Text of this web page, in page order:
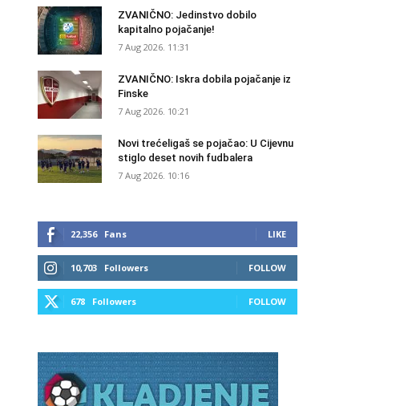
ZVANIČNO: Jedinstvo dobilo
kapitalno pojačanje!
7 Aug 2026. 11:31
ZVANIČNO: Iskra dobila pojačanje iz
Finske
7 Aug 2026. 10:21
Novi trećeligaš se pojačao: U Cijevnu
stiglo deset novih fudbalera
7 Aug 2026. 10:16
22,356 Fans LIKE
10,703 Followers FOLLOW
678 Followers FOLLOW